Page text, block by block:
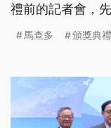
禮前的記者會，
馬查多 頒獎典禮